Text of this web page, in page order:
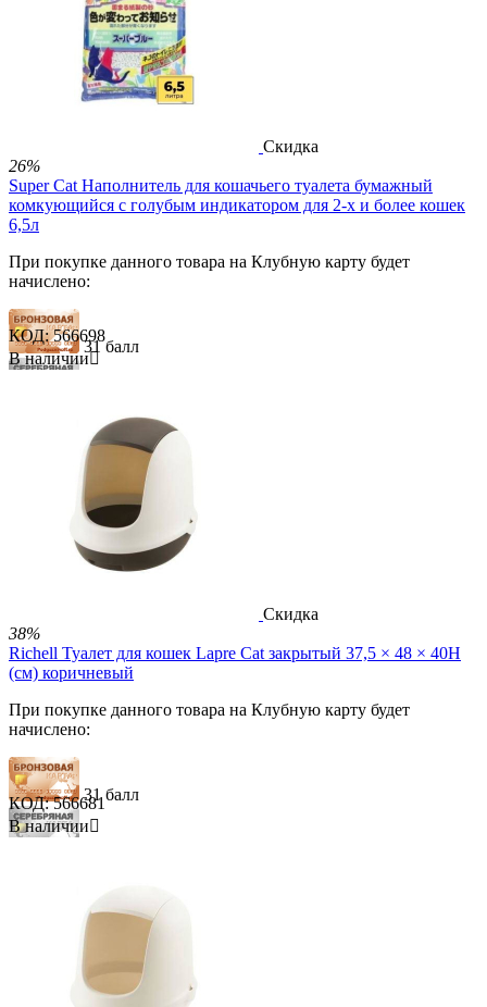
Скидка
26%
Super Cat Наполнитель для кошачьего туалета бумажный
комкующийся с голубым индикатором для 2-х и более кошек
6,5л
При покупке данного товара на Клубную карту будет
начислено:
31 балл
155 баллов
1 190.00
КОД: 566698
В наличии
Скидка
38%
Richell Туалет для кошек Lapre Cat закрытый 37,5 × 48 × 40H
(см) коричневый
При покупке данного товара на Клубную карту будет
начислено:
31 балл
155 баллов
3 090.00 Р
КОД: 566681
В наличии